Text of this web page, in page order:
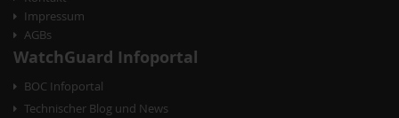
i
o
n
Impressum
AGBs
WatchGuard Infoportal
BOC Infoportal
Technischer Blog und News